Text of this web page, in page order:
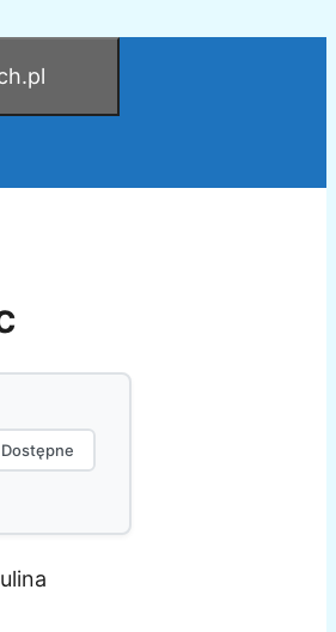
Dostępne